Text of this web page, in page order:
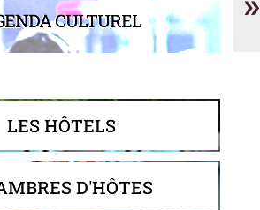
fils
CULTUREL
LES HÔTELS
D'HÔTES